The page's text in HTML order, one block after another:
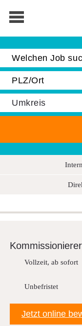
Vollzeit, ab sofort
Unbefristet
Jetzt online
Bewerber
Unternehmen
FAQ
Sitemap